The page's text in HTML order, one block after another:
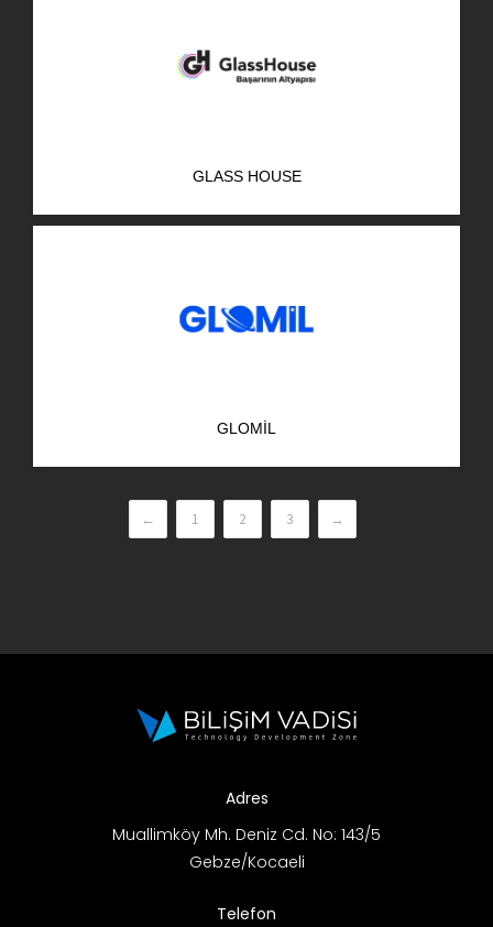
GLASS HOUSE
GLOMIL
← 1 2 3 →
Adres
Muallimköy Mh. Deniz Cd. No: 143/5
Gebze/Kocaeli
Telefon